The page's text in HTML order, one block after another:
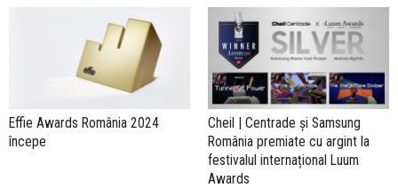
Effie Awards România 2024
începe
Cheil | Centrade și Samsung
România premiate cu argint la
festivalul internațional Luum
Awards